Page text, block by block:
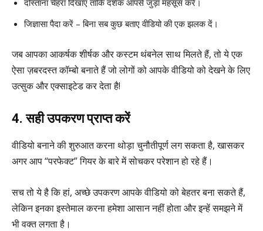
जिज्ञासा पैदा करें – बिना सब कुछ बताए वीडियो की एक झलक दें।
जब आपका आकर्षक शीर्षक और कस्टम थंबनेल साथ मिलते हैं, तो ये एक
ऐसा ज़बरदस्त कॉम्बो बनाते हैं जो लोगों को आपके वीडियो को देखने के लिए
उत्सुक और एक्साइटेड कर देता है!
4. सही उपकरण प्राप्त करें
वीडियो बनाने की शुरुआत करना थोड़ा चुनौतीपूर्ण लग सकता है, खासकर
अगर आप “परफेक्ट” गियर के बारे में सोचकर परेशान हो रहे हैं।
सच तो ये है कि हां, अच्छे उपकरण आपके वीडियो को बेहतर बना सकते हैं,
लेकिन इनका इस्तेमाल करना हमेशा आसान नहीं होता और इन्हें समझने में
भी वक्त लगता है।